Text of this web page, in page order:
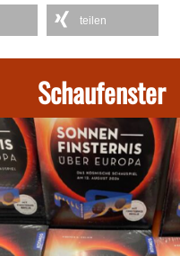
teilen
Schaufenster